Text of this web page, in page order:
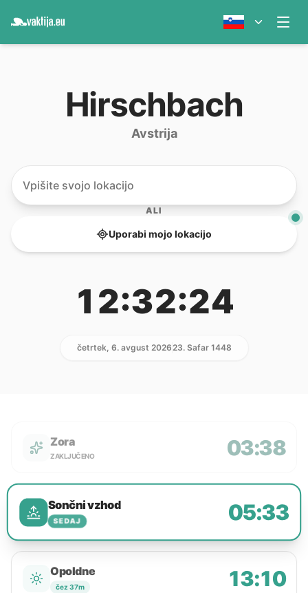
Hirschbach
Avstrija
ALI
Uporabi mojo lokacijo
12:32:24
četrtek, 6. avgust 202623. Safar 1448
Zora
ZAKLJUČENO 03:38
Sončni vzhod
SEDAJ 05:33
Opoldne
čez 37m 13:10